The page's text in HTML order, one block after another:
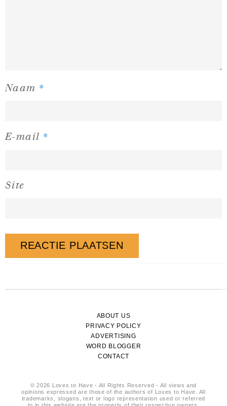
Naam *
E-mail *
Site
ABOUT US
PRIVACY POLICY
ADVERTISING
WORD BLOGGER
CONTACT
© 2026 Loves to Have - All Rights Reserved - All views and
opinions expressed are those of the authors of Loves to Have. All
trademarks, slogans, text or logo representation used or referred